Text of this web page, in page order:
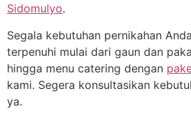
Sidomulyo.
Segala kebutuhan pernikahan
terpenuhi mulai dari gaun dan
hingga menu catering dengan
kami. Segera konsultasikan
ya.